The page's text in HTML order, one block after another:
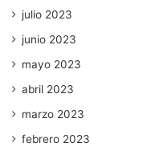
julio 2023
junio 2023
mayo 2023
abril 2023
marzo 2023
febrero 2023